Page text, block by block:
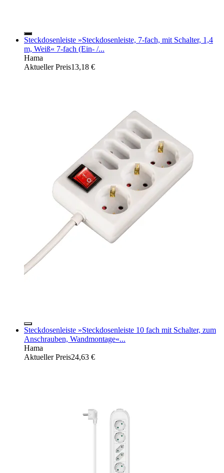
Steckdosenleiste »Steckdosenleiste, 7-fach, mit Schalter, 1,4
m, Weiß« 7-fach (Ein- /...
Hama
Aktueller Preis13,18 €
Steckdosenleiste »Steckdosenleiste 10 fach mit Schalter, zum
Anschrauben, Wandmontage«...
Hama
Aktueller Preis24,63 €